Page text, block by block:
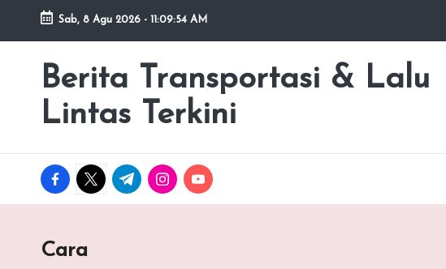
Skip
content
Sab, 8 Agu 2026 - 11:09:56 AM
Berita Transportasi & Lalu
Lintas Terkini
premancity.biz.id
facebook.com
twitter.com
t.me instagram.com
youtube.com
Cara